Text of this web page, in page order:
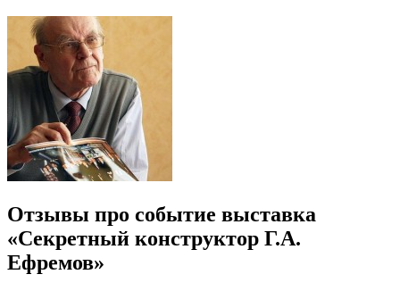
Отзывы про событие выставка
«Секретный конструктор Г.А.
Ефремов»